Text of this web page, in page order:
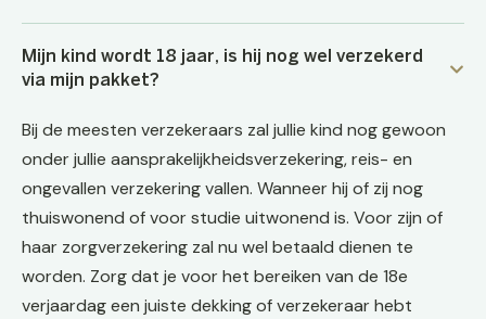
Mijn kind wordt 18 jaar, is hij nog wel verzekerd
via mijn pakket?
Bij de meesten verzekeraars zal jullie kind nog gewoon
onder jullie aansprakelijkheidsverzekering, reis- en
ongevallen verzekering vallen. Wanneer hij of zij nog
thuiswonend of voor studie uitwonend is. Voor zijn of
haar zorgverzekering zal nu wel betaald dienen te
worden. Zorg dat je voor het bereiken van de 18e
verjaardag een juiste dekking of verzekeraar hebt